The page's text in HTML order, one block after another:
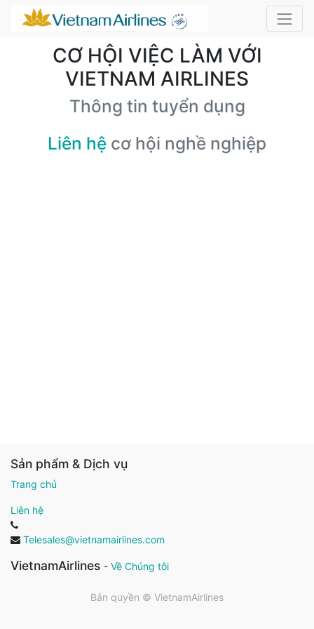
CƠ HỘI VIỆC LÀM VỚI
VIETNAM AIRLINES
Thông tin tuyển dụng
Liên hệ cơ hội nghề nghiệp
Sản phẩm & Dịch vụ
Trang chủ
Liên hệ
Telesales@vietnamairlines.com
VietnamAirlines - Về Chúng tôi
Bản quyền © VietnamAirlines